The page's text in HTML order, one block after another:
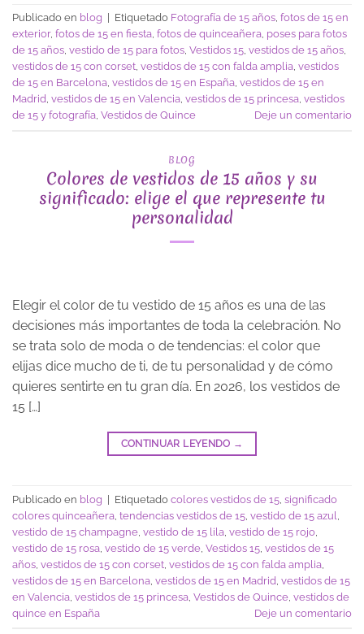
Publicado en blog Etiquetado Fotografía de 15 años fotos de 15 en
exterior, fotos de 15 en fiesta fotos de quinceañera poses para fotos
de 15 años vestido de 15 para fotos Vestidos 15 vestidos de 15 años
vestidos de 15 con corset vestidos de 15 con falda amplia vestidos
de 15 en Barcelona vestidos de 15 en España vestidos de 15 en
Madrid vestidos de 15 en Valencia vestidos de 15 princesa vestidos
de 15 y fotografía Vestidos de Quince Deje un comentario
BLOG
Colores de vestidos de 15 años y su
significado: elige el que represente tu
personalidad
Elegir el color de tu vestido de 15 años es una de las
decisiones más importantes de toda la celebración. No
se trata solo de moda o de tendencias: el color que
elijas dice mucho de ti, de tu personalidad y de cómo
quieres sentirte en tu gran día. En 2026, los vestidos de
15 […]
CONTINUAR LEYENDO →
Publicado en blog | Etiquetado colores vestidos de 15 significado
colores quinceañera tendencias vestidos de 15 vestido de 15 azul
vestido de 15 champagne vestido de 15 lila vestido de 15 rojo
vestido de 15 rosa vestido de 15 verde Vestidos 15 vestidos de 15
años vestidos de 15 con corset vestidos de 15 con falda amplia
vestidos de 15 en Barcelona vestidos de 15 en Madrid vestidos de 15
en Valencia vestidos de 15 princesa Vestidos de Quince vestidos de
quince en España
Deje un comentario